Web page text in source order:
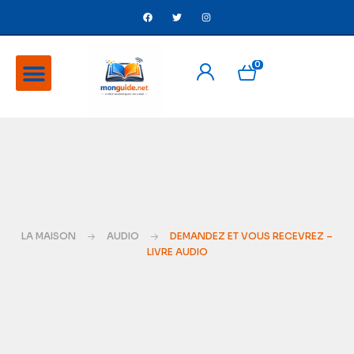
0
LA MAISON AUDIO
DEMANDEZ ET VOUS RECEVREZ –
LIVRE AUDIO